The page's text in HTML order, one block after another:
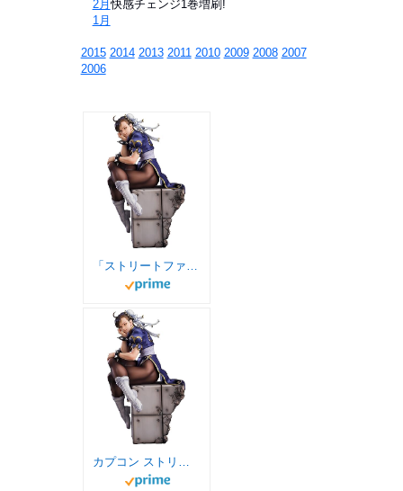
2月快感チェンジ1巻増刷!
1月
2015 2014 2013 2011 2010 2009 2008 2007
2006
「ストリートファイター」シリーズ 春麗 1/6スケール プラスチック製 塗装済み完成品フィギュア
カプコン ストリートファイター 春麗 フィギュア 1/6スケール 塗装済み完成品